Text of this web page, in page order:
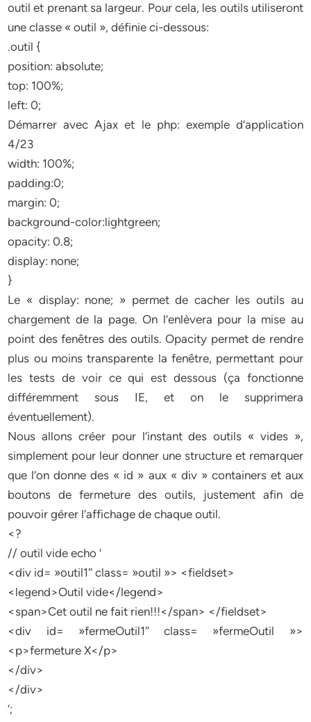
outil et prenant sa largeur. Pour cela, les outils utiliseront
une classe « outil », définie ci-dessous:
.outil {
position: absolute;
top: 100%;
left: 0;
Démarrer avec Ajax et le php: exemple d’application
4/23
width: 100%;
padding:0;
margin: 0;
background-color:lightgreen;
opacity: 0.8;
display: none;
}
Le « display: none; » permet de cacher les outils au
chargement de la page. On l’enlèvera pour la mise au
point des fenêtres des outils. Opacity permet de rendre
plus ou moins transparente la fenêtre, permettant pour
les tests de voir ce qui est dessous (ça fonctionne
différemment sous IE, et on le supprimera
éventuellement).
Nous allons créer pour l’instant des outils « vides »,
simplement pour leur donner une structure et remarquer
que l’on donne des « id » aux « div » containers et aux
boutons de fermeture des outils, justement afin de
pouvoir gérer l’affichage de chaque outil.
<?
// outil vide echo ‘
<div id= »outil1″ class= »outil »> <fieldset>
<legend>Outil vide</legend>
<span>Cet outil ne fait rien!!!</span> </fieldset>
<div id= »fermeOutil1″ class= »fermeOutil »>
<p>fermeture X</p>
</div>
</div>
‘;